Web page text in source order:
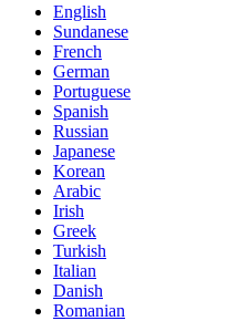
English
Sundanese
French
German
Portuguese
Spanish
Russian
Japanese
Korean
Arabic
Irish
Greek
Turkish
Italian
Danish
Romanian